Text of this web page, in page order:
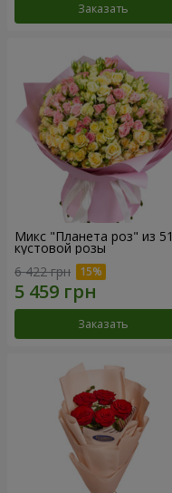
Заказать
Микс "Планета роз" из 51
кустовой розы
6 422 грн
Заказать